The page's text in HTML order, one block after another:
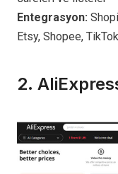
Entegrasyon:
Etsy, Shopee,
2.